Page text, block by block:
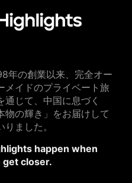
年の創業以来、完全オー
メイドのプライベート旅
通じて、中国に息づく
物の輝き」をお届けして
りました。
happen when
get closer.